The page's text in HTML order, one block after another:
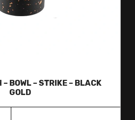
BOWL – STRIKE – BLACK
GOLD